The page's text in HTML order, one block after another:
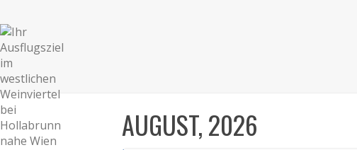
AUGUST, 2026